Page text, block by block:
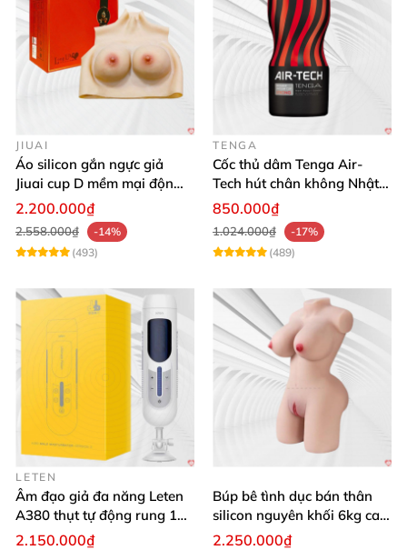
lây nhiễm
các bệnh qua đường tình dụcnhé.
JIUAI
Áo silicon gắn ngực giả
Jiuai cup D mềm mại độn
ngực tự nhiên cho nam
2.200.000₫
2.558.000₫
-14%
(493)
TENGA
Cốc thủ dâm Tenga Air-
Tech hút chân không Nhật
Bản, silicone an toàn
850.000₫
1.024.000₫
-17%
(489)
LETEN
Âm đạo giả đa năng Leten
A380 thụt tự động rung 10
chế độ
2.150.000₫
Búp bê tình dục bán thân
silicon nguyên khối 6kg cao
cấp giá rẻ
2.250.000₫